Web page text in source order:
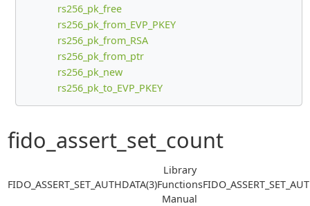
rs256_pk_free
rs256_pk_from_EVP_PKEY
rs256_pk_from_RSA
rs256_pk_from_ptr
rs256_pk_new
rs256_pk_to_EVP_PKEY
fido_assert_set_count
FIDO_ASSERT_SET_AUTHDATA(3)
Library
Functions
Manual